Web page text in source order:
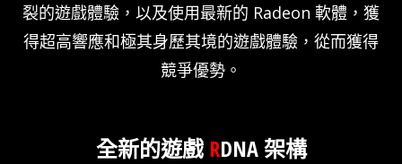
裂的遊戲體驗，以及使用最新的 Radeon 軟體，獲
得超高響應和極其身歷其境的遊戲體驗，從而獲得
競爭優勢。
全新的遊戲 RDNA 架構